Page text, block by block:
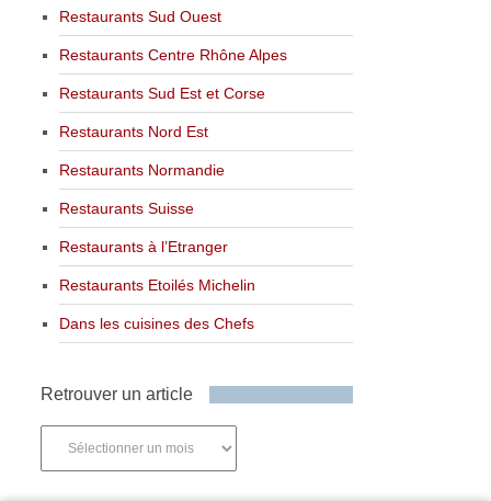
Restaurants Sud Ouest
Restaurants Centre Rhône Alpes
Restaurants Sud Est et Corse
Restaurants Nord Est
Restaurants Normandie
Restaurants Suisse
Restaurants à l’Etranger
Restaurants Etoilés Michelin
Dans les cuisines des Chefs
Retrouver un article